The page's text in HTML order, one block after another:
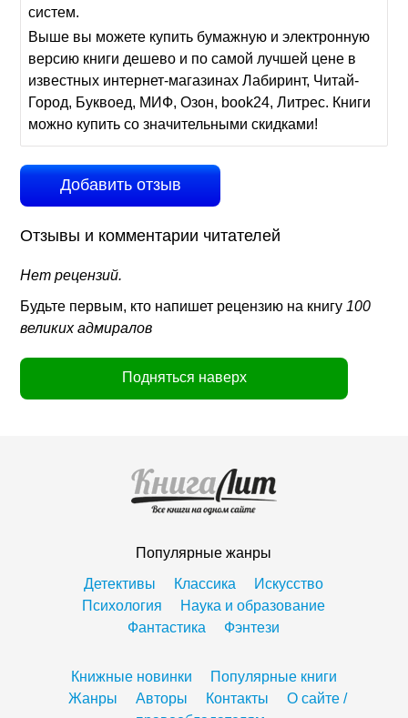
систем.
Выше вы можете купить бумажную и электронную
версию книги дешево и по самой лучшей цене в
известных интернет-магазинах Лабиринт, Читай-
Город, Буквоед, МИФ, Озон, book24, Литрес. Книги
можно купить со значительными скидками!
Добавить отзыв
Отзывы и комментарии читателей
Нет рецензий.
Будьте первым, кто напишет рецензию на книгу 100
великих адмиралов
Подняться наверх
Популярные жанры
Детективы
Классика
Искусство
Психология
Наука и образование
Фантастика
Фэнтези
Книжные новинки
Популярные книги
Жанры
Авторы Контакты
О сайте /